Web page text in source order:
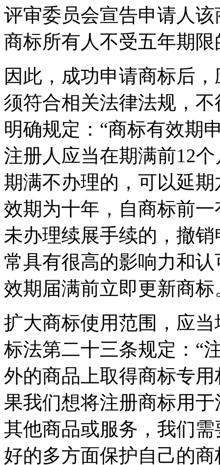
评审委员会宣告申请人
商标所有人不受五年期限
因此，成功申请商标后
须符合相关法律法规，
明确规定：“商标有效期
注册人应当在期满前12
期满不办理的，可以延
效期为十年，自商标前
未办理续展手续的，撤
常具有很高的影响力和
效期届满前立即更新商标
扩大商标使用范围，应
标法第二十三条规定：“
外的商品上取得商标专
果我们想将注册商标用
其他商品或服务，我们
好的多方面保护自己的商